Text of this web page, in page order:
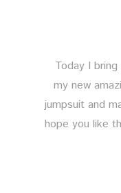
Today I
my new
jumpsuit and
hope you like